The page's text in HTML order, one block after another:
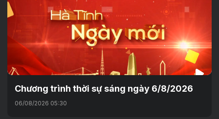
Chương trình thời sự sáng ngày 6/8/2026
06/08/2026 05:30